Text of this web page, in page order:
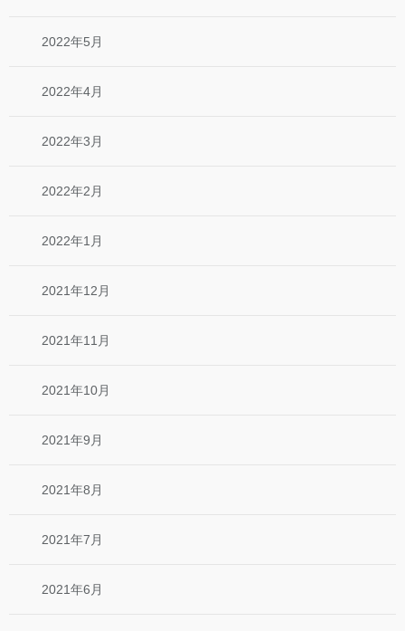
2022年5月
2022年4月
2022年3月
2022年2月
2022年1月
2021年12月
2021年11月
2021年10月
2021年9月
2021年8月
2021年7月
2021年6月